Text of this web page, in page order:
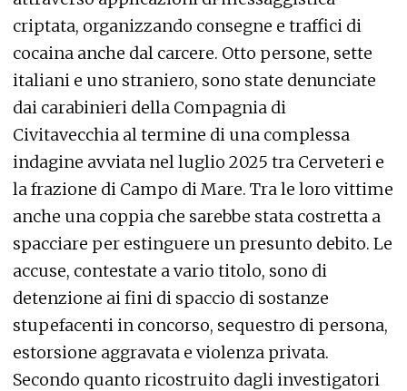
criptata, organizzando consegne e traffici di
cocaina anche dal carcere. Otto persone, sette
italiani e uno straniero, sono state denunciate
dai carabinieri della Compagnia di
Civitavecchia al termine di una complessa
indagine avviata nel luglio 2025 tra Cerveteri e
la frazione di Campo di Mare. Tra le loro vittime
anche una coppia che sarebbe stata costretta a
spacciare per estinguere un presunto debito. Le
accuse, contestate a vario titolo, sono di
detenzione ai fini di spaccio di sostanze
stupefacenti in concorso, sequestro di persona,
estorsione aggravata e violenza privata.
Secondo quanto ricostruito dagli investigatori